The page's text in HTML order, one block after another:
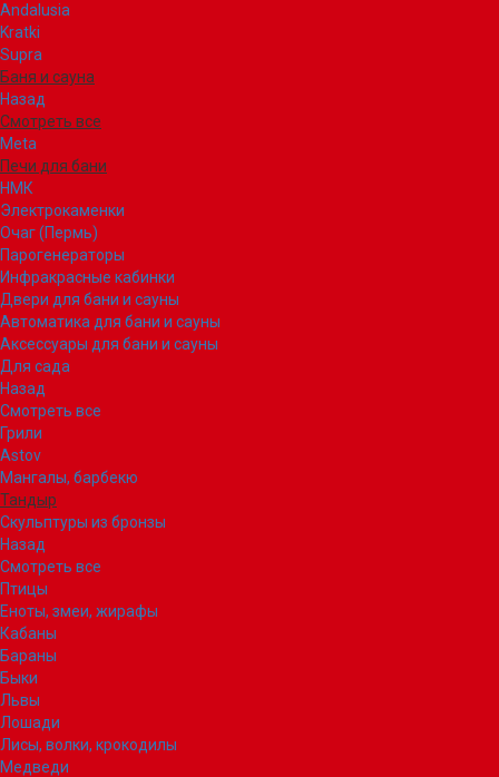
Andalusia
Kratki
Supra
Баня и сауна
Назад
Смотреть все
Meta
Печи для бани
НМК
Электрокаменки
Очаг (Пермь)
Парогенераторы
Инфракрасные кабинки
Двери для бани и сауны
Автоматика для бани и сауны
Аксессуары для бани и сауны
Для сада
Назад
Смотреть все
Грили
Astov
Мангалы, барбекю
Тандыр
Скульптуры из бронзы
Назад
Смотреть все
Птицы
Еноты, змеи, жирафы
Кабаны
Бараны
Быки
Львы
Лошади
Лисы, волки, крокодилы
Медведи